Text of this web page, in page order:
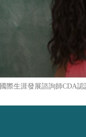
國際生涯發展諮詢師CDA